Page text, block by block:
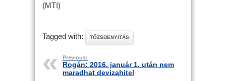
(MTI)
Tagged with: TŐZSDENYITÁS
Previous:
Rogán: 2016. január 1. után nem
maradhat devizahitel